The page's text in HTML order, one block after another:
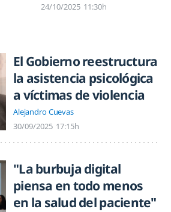
24/10/2025 11:30h
El Gobierno reestructura
la asistencia psicológica
a víctimas de violencia
Alejandro Cuevas
30/09/2025 17:15h
"La burbuja digital
piensa en todo menos
en la salud del paciente"